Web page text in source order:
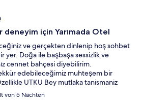
deneyim için Yarımada Otel
ve gerçekten dinlenip hoş sohbet
yer. Doğa ile başbaşa sessizlik ve
cennet bahçesi diyebilirim.
edebileceğimiz muhteşem bir
UTKU Bey mutlaka tanismaniz
çok fazla insan tanıdım ama Utku
birini tanımamıştım.Adeta aileden biri
von 5 Nächten